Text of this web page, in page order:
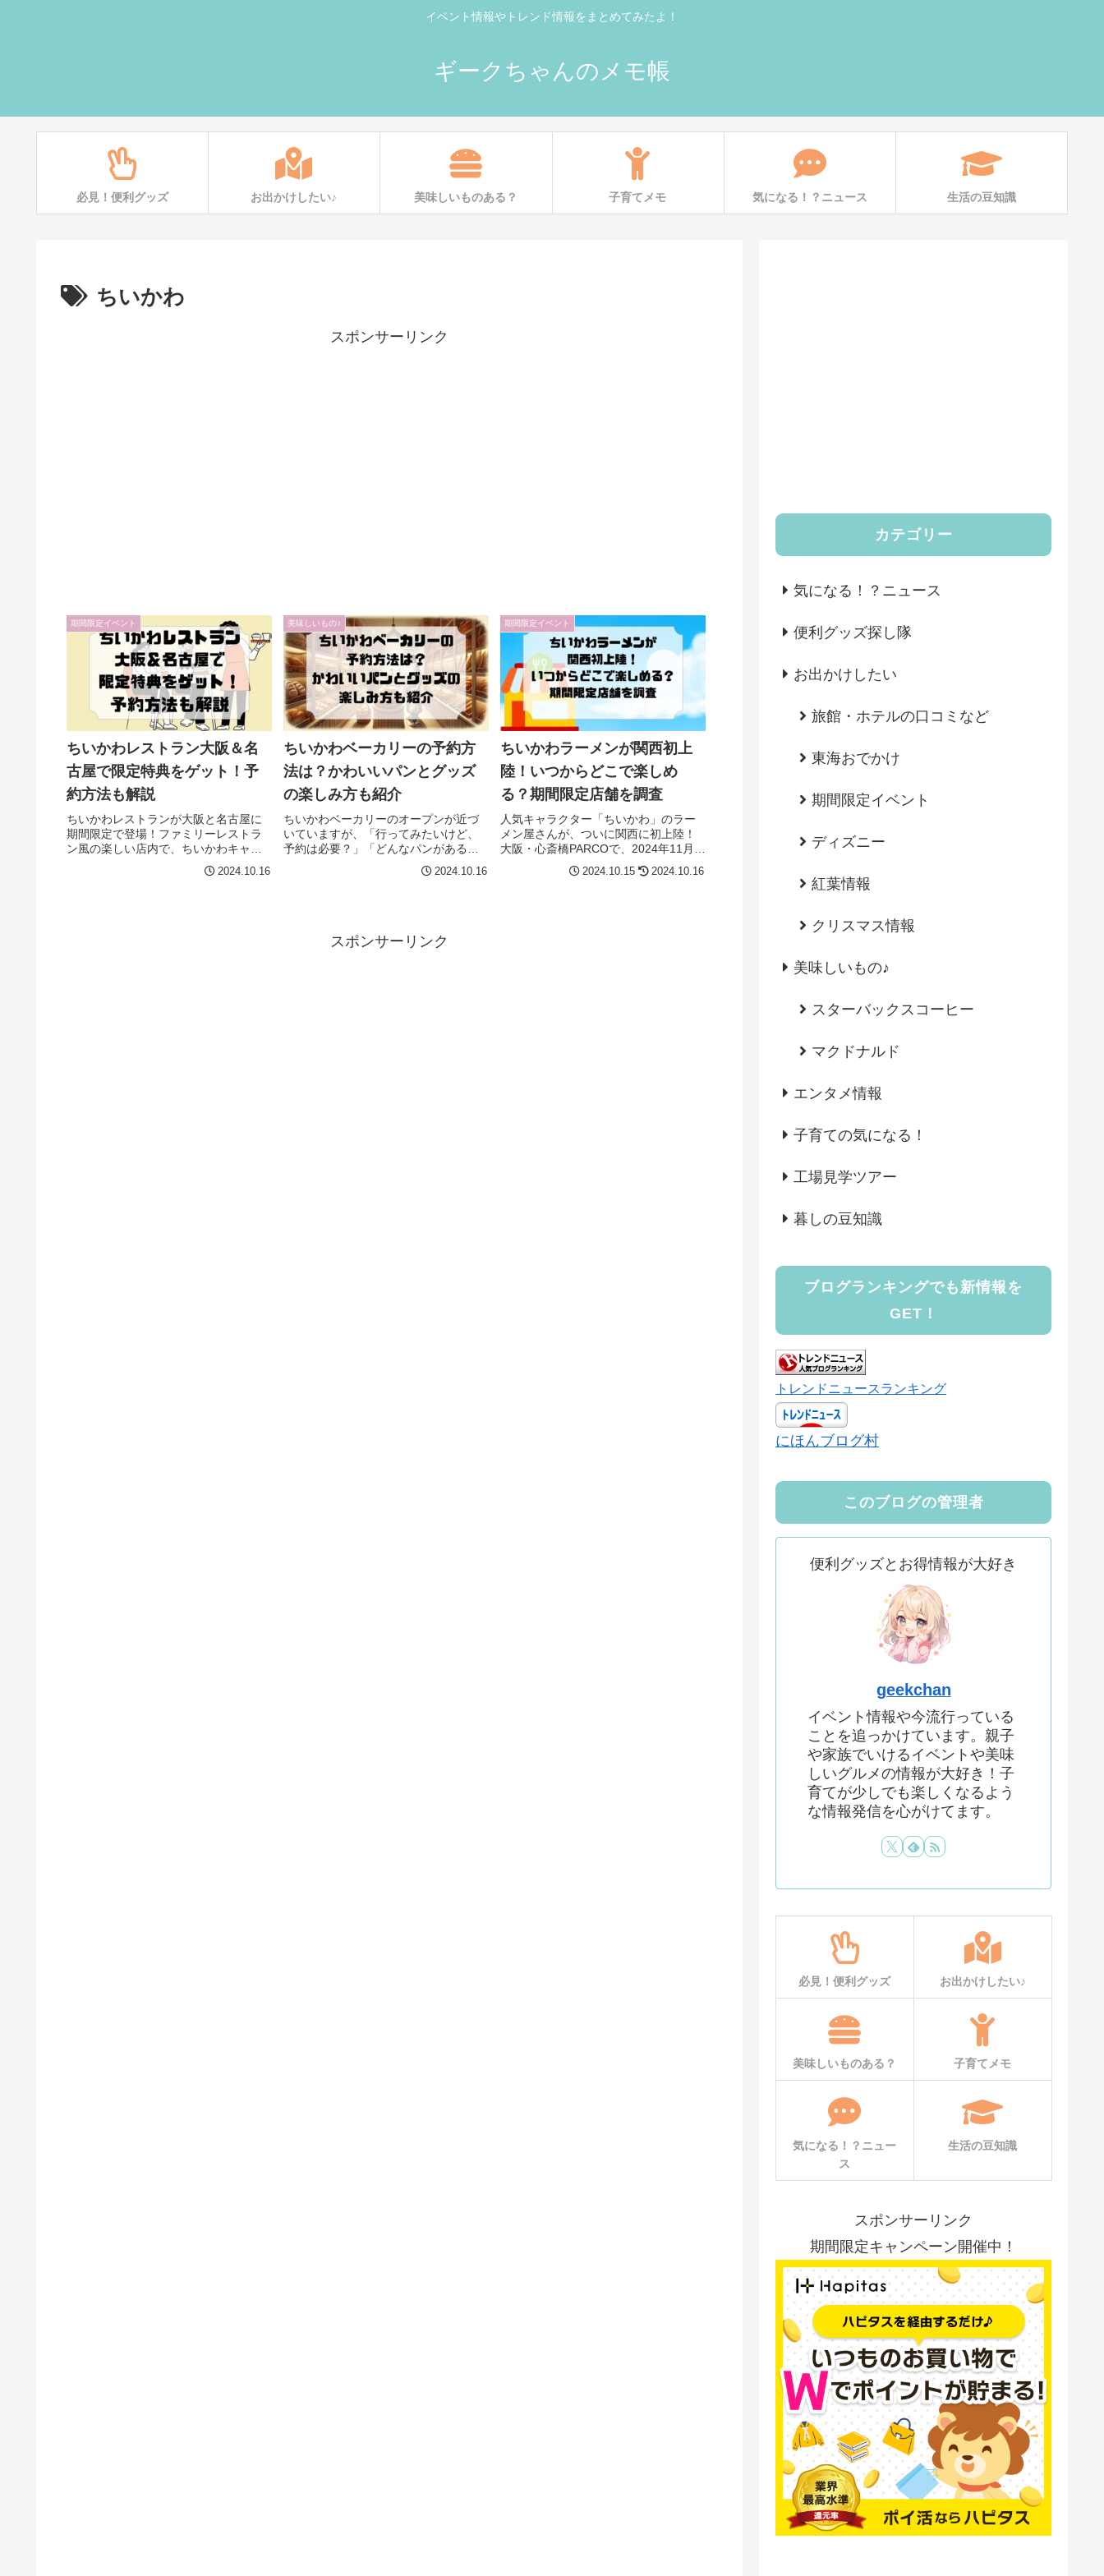
イベント情報やトレンド情報をまとめてみたよ！
ギークちゃんのメモ帳
必見！便利グッズ お出かけしたい♪ 美味しいものある？ 子育てメモ 気になる！？ニュース 生活の豆知識
ちいかわ
スポンサーリンク
期間限定イベント
ちいかわレストラン大阪＆名
古屋で限定特典をゲット！予
約方法も解説
ちいかわレストランが大阪と名古屋に
期間限定で登場！ファミリーレストラ
ン風の楽しい店内で、ちいかわキャラ
がモチーフの可愛いメニューを味わえ
るこの特別なイベント。さらに、来店
2024.10.16
美味しいもの♪
ちいかわベーカリーの予約方
法は？かわいいパンとグッズ
の楽しみ方も紹介
ちいかわベーカリーのオープンが近づ
いていますが、「行ってみたいけど、
予約は必要？」「どんなパンがある
の？」と気になっている方も多いので
はないでしょうか。この記事では、ち
2024.10.16
期間限定イベント
ちいかわラーメンが関西初上
陸！いつからどこで楽しめ
る？期間限定店舗を調査
人気キャラクター「ちいかわ」のラー
メン屋さんが、ついに関西に初上陸！
大阪・心斎橋PARCOで、2024年11月
15日から期間限定オープンする「ちい
かわラーメン 豚」は、ファン必見のラ
2024.10.15 2024.10.16
スポンサーリンク
カテゴリー
気になる！？ニュース
便利グッズ探し隊
お出かけしたい
旅館・ホテルの口コミなど
東海おでかけ
期間限定イベント
ディズニー
紅葉情報
クリスマス情報
美味しいもの♪
スターバックスコーヒー
マクドナルド
エンタメ情報
子育ての気になる！
工場見学ツアー
暮しの豆知識
ブログランキングでも新情報を
GET！
トレンドニュースランキング
にほんブログ村
このブログの管理者
便利グッズとお得情報が大好き
geekchan
イベント情報や今流行っている
ことを追っかけています。親子
や家族でいけるイベントや美味
しいグルメの情報が大好き！子
育てが少しでも楽しくなるよう
な情報発信を心がけてます。
必見！便利グッズ お出かけしたい♪
美味しいものある？ 子育てメモ
気になる！？ニュー
ス
生活の豆知識
スポンサーリンク
期間限定キャンペーン開催中！